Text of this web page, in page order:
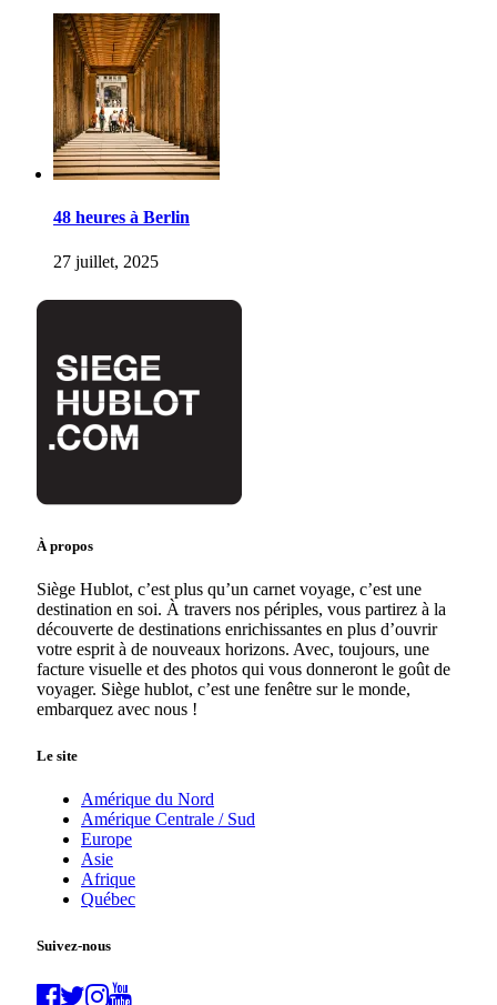
48 heures à Berlin
27 juillet, 2025
À propos
Siège Hublot, c’est plus qu’un carnet voyage, c’est une
destination en soi. À travers nos périples, vous partirez à la
découverte de destinations enrichissantes en plus d’ouvrir
votre esprit à de nouveaux horizons. Avec, toujours, une
facture visuelle et des photos qui vous donneront le goût de
voyager. Siège hublot, c’est une fenêtre sur le monde,
embarquez avec nous !
Le site
Amérique du Nord
Amérique Centrale / Sud
Europe
Asie
Afrique
Québec
Suivez-nous